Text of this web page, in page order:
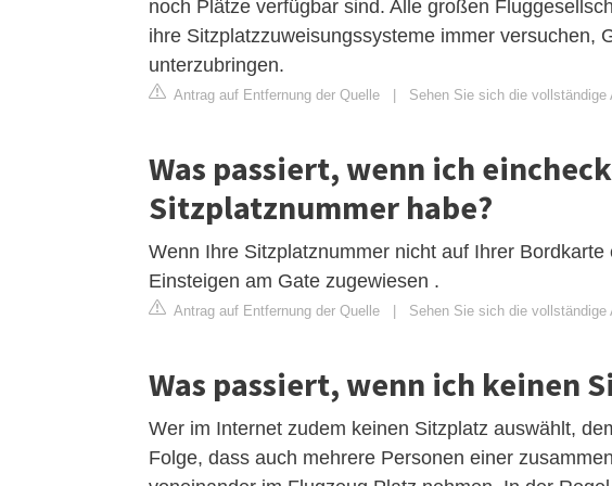
noch Plätze verfügbar sind. Alle großen
ihre Sitzplatzzuweisungssysteme immer versuchen,
unterzubringen.
Antrag auf Entfernung der Quelle | Sehen Sie sich die
Was passiert, wenn ich
Sitzplatznummer habe?
Wenn Ihre Sitzplatznummer nicht auf Ihrer
Einsteigen am Gate zugewiesen .
Antrag auf Entfernung der Quelle | Sehen Sie sich die
Was passiert, wenn ich keinen
Wer im Internet zudem keinen Sitzplatz auswählt,
Folge, dass auch mehrere Personen einer